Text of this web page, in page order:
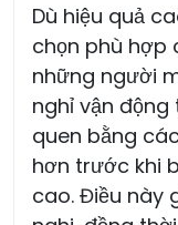
Dù hiệu quả
chọn phù hợp
những người
nghỉ vận
quen bằng
hơn trước khi
cao. Điều này